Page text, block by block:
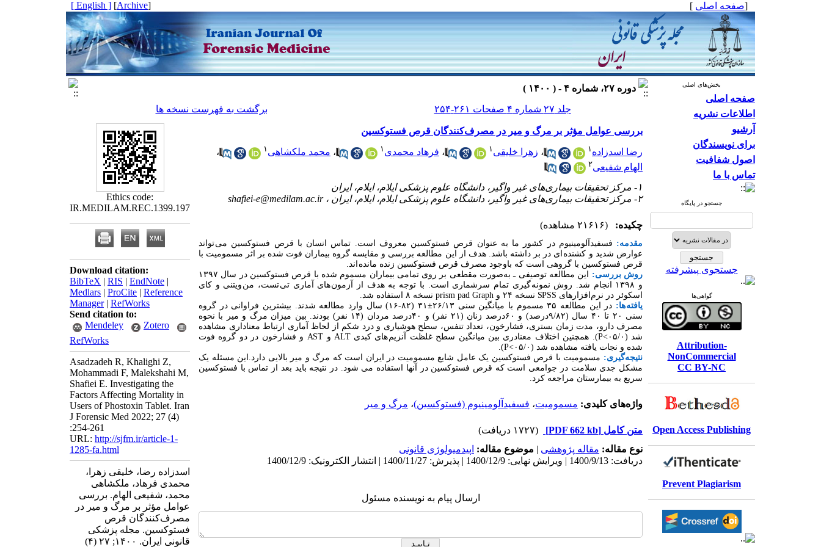
[صفحه اصلی ]
[
Archive
]
[ English ]
بخش‌های اصلی
صفحه اصلی
اطلاعات نشریه
آرشیو
برای نویسندگان
اصول شفافیت
تماس با ما
جستجو در پایگاه
جستجوی پیشرفته
گواهی‌ها
Attribution-
NonCommercial
CC BY-NC
Open Access Publishing
Prevent Plagiarism
دوره ۲۷، شماره ۴ - ( ۱۴۰۰ )
جلد ۲۷ شماره ۴ صفحات ۲۶۱-۲۵۴
برگشت به فهرست نسخه ها
بررسی عوامل مؤثر بر مرگ و میر در مصرف‌کنندگان قرص فستوکسین
رضا اسدزاده ۱ ، زهرا خلیقی ۱ ، فرهاد محمدی ۱ ، محمد ملکشاهی ۱
،
الهام شفیعی۲
۱- مرکز تحقیقات بیماری‌های غیر واگیر، دانشگاه علوم پزشکی ایلام، ایلام، ایران
۲- مرکز تحقیقات بیماری‌های غیر واگیر، دانشگاه علوم پزشکی ایلام، ایلام، ایران ،
shafiei-e@medilam.ac.ir
چکیده: (۲۱۶۱۶ مشاهده)
مقدمه: فسفیدآلومینیوم در کشور ما به عنوان قرص فستوکسین معروف است. تماس انسان با قرص فستوکسین می تواند
عوارض شدید و کشنده ای در بر داشته باشد. هدف از این مطالعه بررسی و مقایسه گروه بیماران فوت شده بر اثر مسمومیت با
قرص فستوکسین با گروهی است که باوجود مصرف قرص فستوکسین زنده مانده اند.
روش بررسی: این مطالعه توصیفی ـ به
صورت مقطعی بر روی تمامی بیماران مسموم شده با قرص فستوکسین در سال ۱۳۹۷
و ۱۳۹۸ انجام شد. روش نمونه گیری تمام سرشماری است. با توجه به هدف از آزمون های آماری تی تست، من ویتنی و کای
اسکوئر در نرم افزارهای SPSS نسخه ۲۴ و Graph
pad
prism نسخه ۸ استفاده شد.
یافتهها:
در این مطالعه ۳۵ مسموم با میانگین سنی ۲۶/۱۳±۳۱ (۸۲-۱۶) سال وارد مطالعه شدند. بیشترین فراوانی در گروه
سنی ۲۰ تا ۴۰ سال (۹/۸۲درصد) و ۶۰درصد زنان (۲۱ نفر) و ۴۰درصد مردان (۱۴ نفر) بودند. بین میزان مرگ و میر با نحوه
مصرف دارو، مدت زمان بستری، فشارخون، تعداد تنفس، سطح هوشیاری و درد شکم از لحاظ آماری ارتباط معناداری مشاهده
شد (۰۵/۰>
P). همچنین اختلاف معنادری بین میانگین سطح غلظت آنزیم های کبدیALT و AST و فشارخون در دو گروه فوت
شده و نجات یافته مشاهده شد (۰۵/۰>
P
).
نتیجهگیری: مسمومیت با قرص فستوکسین یک عامل شایع مسمومیت در ایران است که مرگ و میر بالایی دارد.این مسئله یک
مشکل جدی سلامت در جوامعی است که قرص فستوکسین در آنها استفاده می شود. در نتیجه باید بعد از تماس با فستوکسین
سریع به بیمارستان مراجعه کرد.
واژه‌های کلیدی: مسمومیت، فسفیدآلومینیوم (فستوکسین)، مرگ و میر
متن کامل [PDF 662 kb]
(۱۷۲۷ دریافت)
نوع مقاله: مقاله پژوهشی | موضوع مقاله: اپيدميولوژی قانونی
دریافت: 1400/9/13 | ویرایش نهایی: 1400/12/9 | پذیرش: 1400/11/27 | انتشار الکترونیک: 1400/12/9
ارسال پیام به نویسنده مسئول
Ethics code:
IR.MEDILAM.REC.1399.197
Download citation:
BibTeX | RIS | EndNote |
Medlars | ProCite | Reference
Manager| RefWorks
Send citation to:
Mendeley
Zotero
RefWorks
Asadzadeh R, Khalighi Z,
Mohammadi F, Malekshahi M,
Shafiei E. Investigating the
Factors Affecting Mortality in
Users of Phostoxin Tablet. Iran
J Forensic Med 2022; 27 (4)
:254-261
URL: http://sjfm.ir/article-1-
1285-fa.html
اسدزاده رضا، خلیقی زهرا،
محمدی فرهاد، ملکشاهی
محمد، شفیعی الهام. بررسی
عوامل مؤثر بر مرگ و میر در
مصرف‌کنندگان قرص
فستوکسین. مجله پزشکی
قانونی ایران. ۱۴۰۰; ۲۷ (۴)